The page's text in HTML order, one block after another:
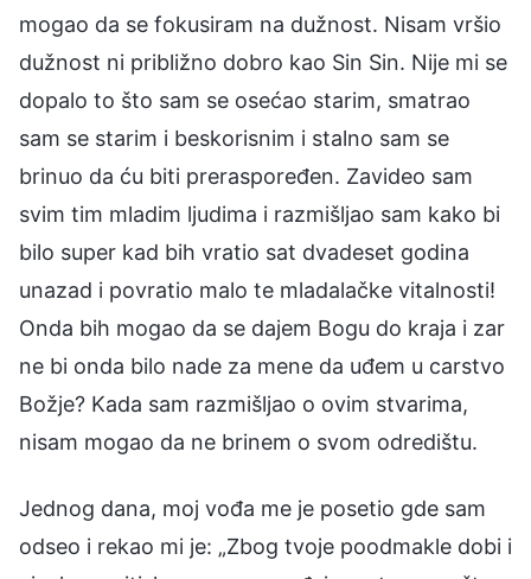
mogao da se fokusiram na dužnost. Nisam vršio
dužnost ni približno dobro kao Sin Sin. Nije mi se
dopalo to što sam se osećao starim, smatrao
sam se starim i beskorisnim i stalno sam se
brinuo da ću biti preraspoređen. Zavideo sam
svim tim mladim ljudima i razmišljao sam kako bi
bilo super kad bih vratio sat dvadeset godina
unazad i povratio malo te mladalačke vitalnosti!
Onda bih mogao da se dajem Bogu do kraja i zar
ne bi onda bilo nade za mene da uđem u carstvo
Božje? Kada sam razmišljao o ovim stvarima,
nisam mogao da ne brinem o svom odredištu.
Jednog dana, moj vođa me je posetio gde sam
odseo i rekao mi je: „Zbog tvoje poodmakle dobi i